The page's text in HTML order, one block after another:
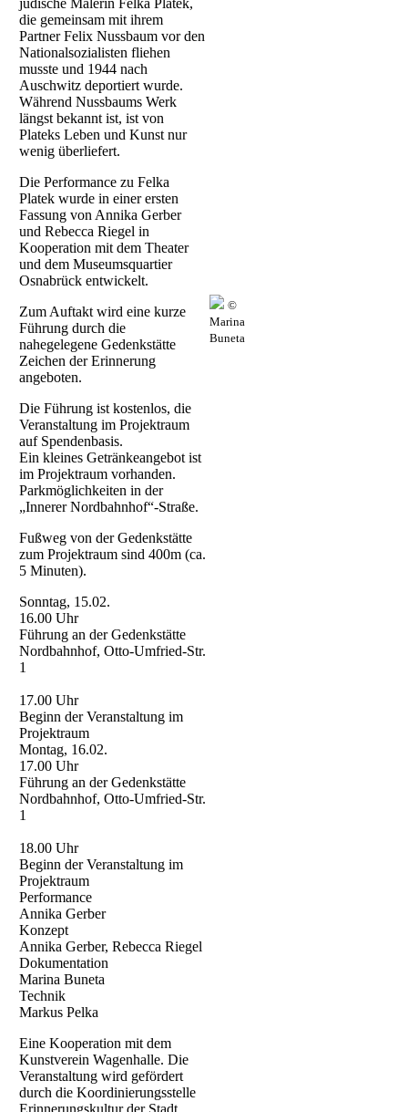
die gemeinsam mit ihrem
Partner Felix Nussbaum vor den
Nationalsozialisten fliehen
musste und 1944 nach
Auschwitz deportiert wurde.
Während Nussbaums Werk
längst bekannt ist, ist von
Plateks Leben und Kunst nur
wenig überliefert.
Die Performance zu Felka
Platek wurde in einer ersten
Fassung von Annika Gerber
und Rebecca Riegel in
Kooperation mit dem Theater
und dem Museumsquartier
Osnabrück entwickelt.
Zum Auftakt wird eine kurze
Führung durch die
nahegelegene Gedenkstätte
Zeichen der Erinnerung
angeboten.
Die Führung ist kostenlos, die
Veranstaltung im Projektraum
auf Spendenbasis.
Ein kleines Getränkeangebot ist
im Projektraum vorhanden.
Parkmöglichkeiten in der
„Innerer Nordbahnhof“-Straße.
Fußweg von der Gedenkstätte
zum Projektraum sind 400m (ca.
5 Minuten).
Sonntag, 15.02.
16.00 Uhr
Führung an der Gedenkstätte
Nordbahnhof, Otto-Umfried-Str.
1
17.00 Uhr
Beginn der Veranstaltung im
Projektraum
Montag, 16.02.
17.00 Uhr
Führung an der Gedenkstätte
Nordbahnhof, Otto-Umfried-Str.
1
18.00 Uhr
Beginn der Veranstaltung im
Projektraum
Performance
Annika Gerber
Konzept
Annika Gerber, Rebecca Riegel
Dokumentation
Marina Buneta
Technik
Markus Pelka
Eine Kooperation mit dem
Kunstverein Wagenhalle. Die
Veranstaltung wird gefördert
durch die Koordinierungsstelle
Erinnerungskultur der Stadt
©
Marina
Buneta